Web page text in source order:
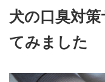
犬の口臭対
てみました